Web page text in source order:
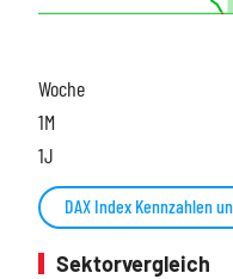
Woche
1M
1J
DAX Index Kennzahlen
Sektorvergleich